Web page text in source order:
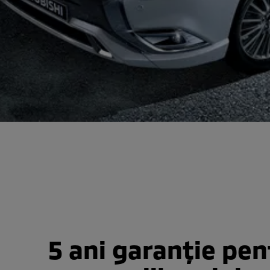
5 ani garanție